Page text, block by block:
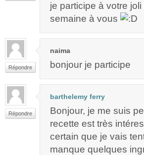
je participe à votre
semaine à vous
Répondre
naima
bonjour je participe
Répondre
barthelemy ferry
Bonjour, je me suis
recette est très
certain que je vais
manque quelques